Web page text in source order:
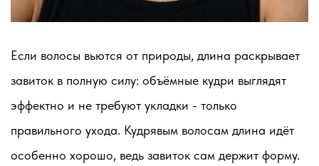
Если волосы вьются от природы, длина раскрывает
завиток в полную силу: объёмные кудри выглядят
эффектно и не требуют укладки - только
правильного ухода. Кудрявым волосам длина идёт
особенно хорошо, ведь завиток сам держит форму.